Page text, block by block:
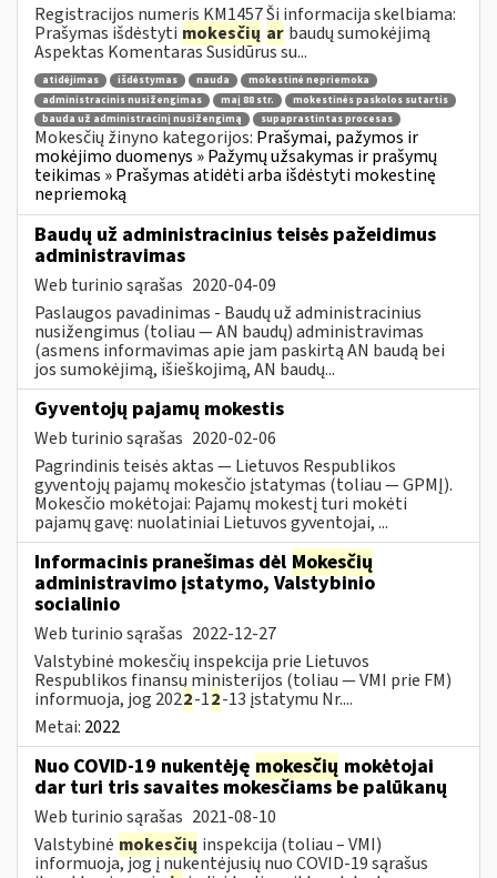
Registracijos numeris KM1457 Ši informacija skelbiama:
Prašymas išdėstyti mokesčių ar baudų sumokėjimą
Aspektas Komentaras Susidūrus su...
atidėjimas išdėstymas nauda
mokestinė nepriemoka
administracinis nusižengimas
maį 88 str.
mokestinės paskolos sutartis
bauda už administracinį nusižengimą
supaprastintas procesas
Mokesčių žinyno kategorijos: Prašymai, pažymos ir
mokėjimo duomenys » Pažymų užsakymas ir prašymų
teikimas » Prašymas atidėti arba išdėstyti mokestinę
nepriemoką
Baudų už administracinius teisės pažeidimus
administravimas
Web turinio sąrašas 2020-04-09
Paslaugos pavadinimas - Baudų už administracinius
nusižengimus (toliau — AN baudų) administravimas
(asmens informavimas apie jam paskirtą AN baudą bei
jos sumokėjimą, išieškojimą, AN baudų...
Gyventojų pajamų mokestis
Web turinio sąrašas 2020-02-06
Pagrindinis teisės aktas — Lietuvos Respublikos
gyventojų pajamų mokesčio įstatymas (toliau — GPMĮ).
Mokesčio mokėtojai: Pajamų mokestį turi mokėti
pajamų gavę: nuolatiniai Lietuvos gyventojai, ...
Informacinis pranešimas dėl Mokesčių
administravimo įstatymo, Valstybinio
socialinio
Web turinio sąrašas 2022-12-27
Valstybinė mokesčių inspekcija prie Lietuvos
Respublikos finansų ministerijos (toliau — VMI prie FM)
informuoja, jog 2022-12-13 įstatymu Nr....
Metai: 2022
Nuo COVID-19 nukentėję mokesčių mokėtojai
dar turi tris savaites mokesčiams be palūkanų
Web turinio sąrašas 2021-08-10
Valstybinė mokesčių inspekcija (toliau – VMI)
informuoja, jog į nukentėjusių nuo COVID-19 sąrašus